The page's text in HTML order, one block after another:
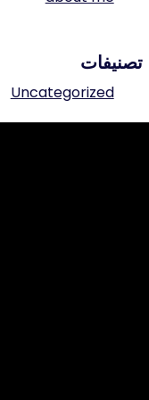
تصنيفات
Uncategorized